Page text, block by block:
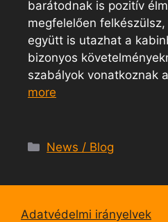
barátodnak is pozitív
megfelelően
együtt is utazhat a
bizonyos
szabályok vonatkoznak
more
News / Blog
Adatvédelmi irányelvek